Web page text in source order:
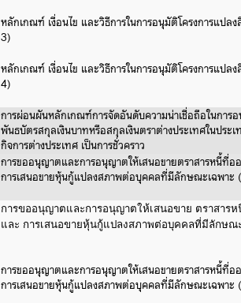
หลักเกณฑ์ เงื่อนไข และวิธีการในการอนุมัติโครงการแป
3)
หลักเกณฑ์ เงื่อนไข และวิธีการในการอนุมัติโครงการแป
4)
การผ่อนผันหลักเกณฑ์การจัดอันดับความน่าเชื่อถือในการ
พันธบัตรสกุลเงินบาทหรือสกุลเงินตราต่างประเทศในประ
กิจการต่างประเทศ เป็นการชั่วคราว
การขออนุญาตและการอนุญาตให้เสนอขายตราสารหนี้ที่
การเสนอขายหุ้นกู้แปลงสภาพต่อบุคคลที่มีลักษณะเฉพา
การขออนุญาตและการอนุญาตให้เสนอขาย ตราสาร
และ การเสนอขายหุ้นกู้แปลงสภาพต่อบุคคลที่มีลักษณ
การขออนุญาตและการอนุญาตให้เสนอขายตราสารหนี้ที่
การเสนอขายหุ้นกู้แปลงสภาพต่อบุคคลที่มีลักษณะเฉพา